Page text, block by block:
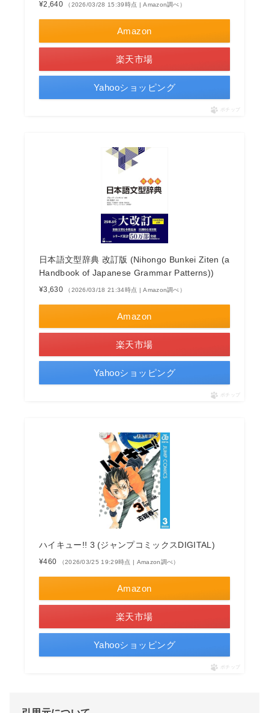
¥2,640 （2026/03/28 15:39時点 | Amazon調べ）
Amazon
楽天市場
Yahooショッピング
ポチップ
日本語文型辞典 改訂版 (Nihongo Bunkei Ziten (a
Handbook of Japanese Grammar Patterns))
¥3,630 （2026/03/18 21:34時点 | Amazon調べ）
Amazon
楽天市場
Yahooショッピング
ポチップ
ハイキュー!! 3 (ジャンプコミックスDIGITAL)
¥460 （2026/03/25 19:29時点 | Amazon調べ）
Amazon
楽天市場
Yahooショッピング
ポチップ